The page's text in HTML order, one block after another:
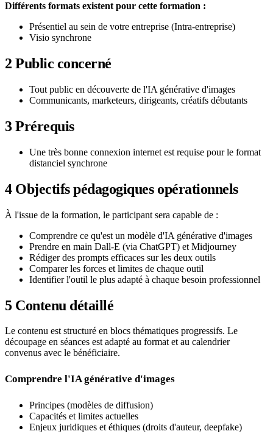
Différents formats existent pour cette formation :
Présentiel au sein de votre entreprise (Intra-entreprise)
Visio synchrone
2 Public concerné
Tout public en découverte de l'IA générative d'images
Communicants, marketeurs, dirigeants, créatifs débutants
3Prérequis
Une très bonne connexion internet est requise pour le format
distanciel synchrone
4Objectifs pédagogiques opérationnels
À l'issue de la formation, le participant sera capable de :
Comprendre ce qu'est un modèle d'IA générative d'images
Prendre en main Dall-E (via ChatGPT) et Midjourney
Rédiger des prompts efficaces sur les deux outils
Comparer les forces et limites de chaque outil
Identifier l'outil le plus adapté à chaque besoin professionnel
5Contenu détaillé
Le contenu est structuré en blocs thématiques progressifs. Le
découpage en séances est adapté au format et au calendrier
convenus avec le bénéficiaire.
Comprendre l'IA générative d'images
Principes (modèles de diffusion)
Capacités et limites actuelles
Enjeux juridiques et éthiques (droits d'auteur, deepfake)